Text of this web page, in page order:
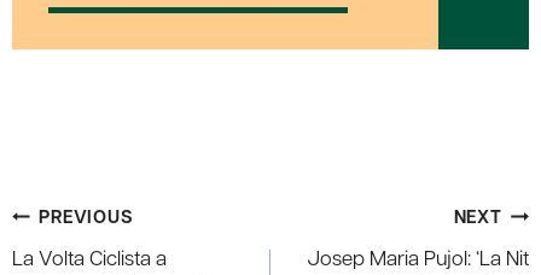
Post
navigation
PREVIOUS
La Volta Ciclista a
NEXT
Josep Maria Pujol: ‘La Nit